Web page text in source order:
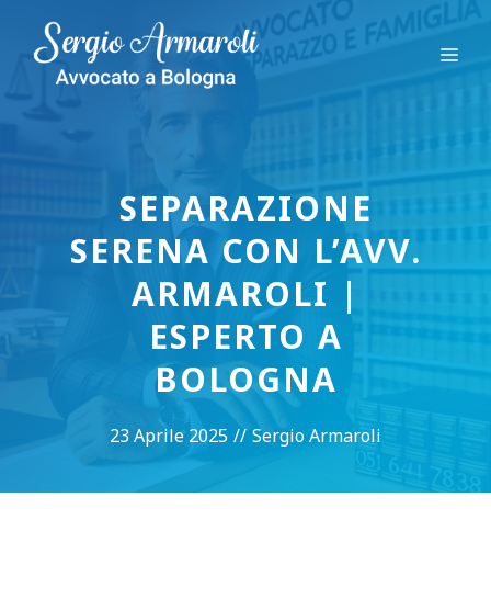
contenuto
SEPARAZIONE
SERENA CON L’AVV.
ARMAROLI |
ESPERTO A
BOLOGNA
23 Aprile 2025 // Sergio Armaroli